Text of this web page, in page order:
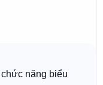
năng biểu